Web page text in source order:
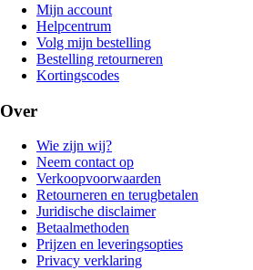
Mijn account
Helpcentrum
Volg mijn bestelling
Bestelling retourneren
Kortingscodes
Over
Wie zijn wij?
Neem contact op
Verkoopvoorwaarden
Retourneren en terugbetalen
Juridische disclaimer
Betaalmethoden
Prijzen en leveringsopties
Privacy verklaring